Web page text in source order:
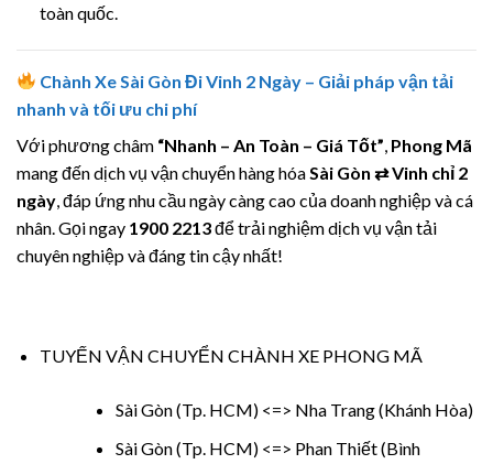
toàn quốc.
Chành Xe Sài Gòn Đi Vinh 2 Ngày – Giải pháp vận tải
nhanh và tối ưu chi phí
Với phương châm “Nhanh – An Toàn – Giá Tốt”, Phong Mã
mang đến dịch vụ vận chuyển hàng hóaSài Gòn ⇄ Vinh chỉ 2
ngày, đáp ứng nhu cầu ngày càng cao của doanh nghiệp và cá
nhân. Gọi ngay 1900 2213để trải nghiệm dịch vụ vận tải
chuyên nghiệp và đáng tin cậy nhất!
TUYẾN VẬN CHUYỂN CHÀNH XE PHONG MÃ
Sài Gòn (Tp. HCM) <=> Nha Trang (Khánh Hòa)
Sài Gòn (Tp. HCM) <=> Phan Thiết (Bình